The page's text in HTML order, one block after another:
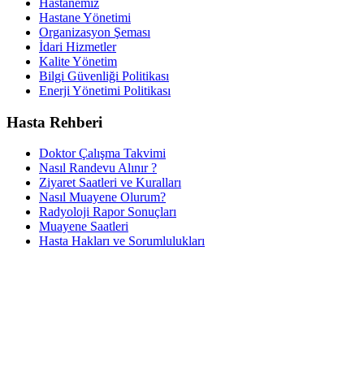
Hastane Yönetimi
Organizasyon Şeması
İdari Hizmetler
Kalite Yönetim
Bilgi Güvenliği Politikası
Enerji Yönetimi Politikası
Hasta Rehberi
Doktor Çalışma Takvimi
Nasıl Randevu Alınır ?
Ziyaret Saatleri ve Kuralları
Nasıl Muayene Olurum?
Radyoloji Rapor Sonuçları
Muayene Saatleri
Hasta Hakları ve Sorumlulukları